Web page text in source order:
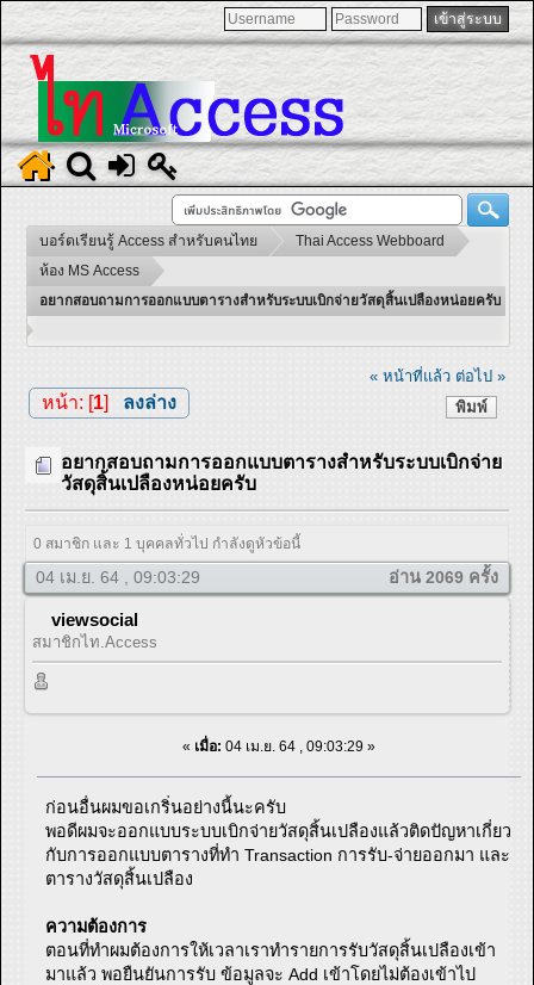
บอร์ดเรียนรู้ Access สำหรับคนไทย
Thai Access Webboard
ห้อง MS Access
อยากสอบถามการออกแบบตารางสำหรับระบบเบิกจ่ายวัสดุสิ้นเปลืองหน่อยครับ
« หน้าที่แล้ว ต่อไป »
พิมพ์
หน้า: [1] ลงล่าง
อยากสอบถามการออกแบบตารางสำหรับระบบเบิกจ่าย
วัสดุสิ้นเปลืองหน่อยครับ
0 สมาชิก และ 1 บุคคลทั่วไป กำลังดูหัวข้อนี้
04 เม.ย. 64 , 09:03:29 อ่าน 2069 ครั้ง
viewsocial
สมาชิกไท.Access
« เมื่อ: 04 เม.ย. 64 , 09:03:29 »
ก่อนอื่นผมขอเกริ่นอย่างนี้นะครับ
พอดีผมจะออกแบบระบบเบิกจ่ายวัสดุสิ้นเปลืองแล้วติดปัญหาเกี่ยว
กับการออกแบบตารางที่ทำ Transaction การรับ-จ่ายออกมา และ
ตารางวัสดุสิ้นเปลือง
ความต้องการ
ตอนที่ทำผมต้องการให้เวลาเราทำรายการรับวัสดุสิ้นเปลืองเข้า
มาแล้ว พอยืนยันการรับ ข้อมูลจะ Add เข้าโดยไม่ต้องเข้าไป